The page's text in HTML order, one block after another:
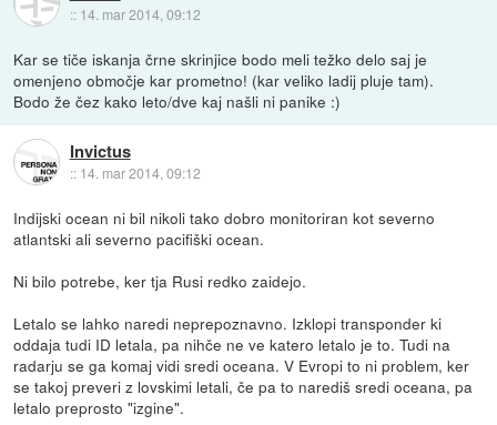
:: 14. mar 2014, 09:12
Kar se tiče iskanja črne skrinjice bodo meli težko delo saj je
omenjeno območje kar prometno! (kar veliko ladij pluje tam).
Bodo že čez kako leto/dve kaj našli ni panike :)
Invictus
:: 14. mar 2014, 09:12
Indijski ocean ni bil nikoli tako dobro monitoriran kot severno
atlantski ali severno pacifiški ocean.
Ni bilo potrebe, ker tja Rusi redko zaidejo.
Letalo se lahko naredi neprepoznavno. Izklopi transponder ki
oddaja tudi ID letala, pa nihče ne ve katero letalo je to. Tudi na
radarju se ga komaj vidi sredi oceana. V Evropi to ni problem, ker
se takoj preveri z lovskimi letali, če pa to narediš sredi oceana, pa
letalo preprosto "izgine".